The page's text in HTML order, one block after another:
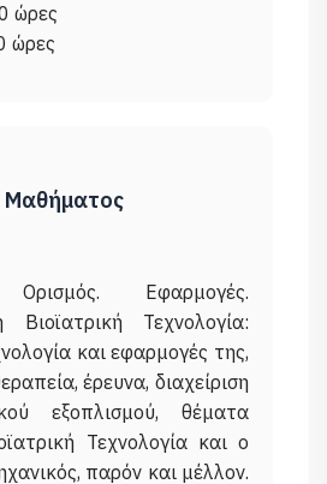
ώρες
ώρες
Μαθήματος
Ορισμός. Εφαρμογές.
Τεχνολογία:
και εφαρμογές της,
έρευνα, διαχείριση
εξοπλισμού, θέματα
Τεχνολογία και ο
παρόν και μέλλον.